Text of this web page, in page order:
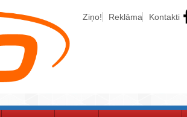
Ziņo! Reklāma Kontakti